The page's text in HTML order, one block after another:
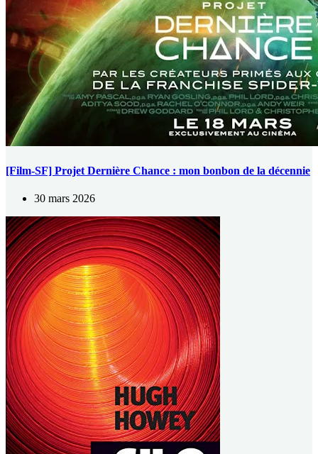
[Film-SF] Projet Dernière Chance : mon bonbon de la décennie
30 mars 2026